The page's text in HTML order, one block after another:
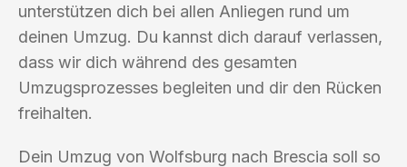
unterstützen dich bei allen Anliegen rund um
deinen Umzug. Du kannst dich darauf verlassen,
dass wir dich während des gesamten
Umzugsprozesses begleiten und dir den Rücken
freihalten.
Dein Umzug von Wolfsburg nach Brescia soll so